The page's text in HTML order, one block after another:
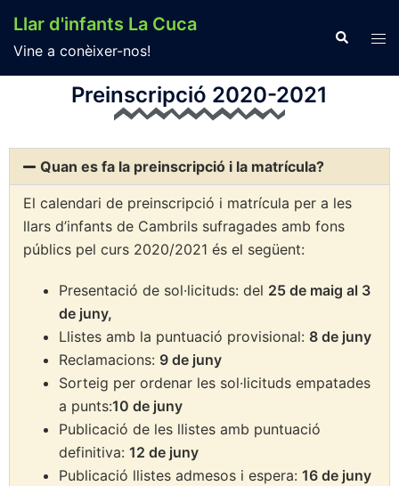
Llar d'infants La Cuca
Vine a conèixer-nos!
Preinscripció 2020-2021
Quan es fa la preinscripció i la matrícula?
El calendari de preinscripció i matrícula per a les
llars d’infants de Cambrils sufragades amb fons
públics pel curs 2020/2021 és el següent:
Presentació de sol·licituds: del 25 de maig al 3
de juny,
Llistes amb la puntuació provisional: 8 de juny
Reclamacions: 9 de juny
Sorteig per ordenar les sol·licituds empatades
a punts:10 de juny
Publicació de les llistes amb puntuació
definitiva: 12 de juny
Publicació llistes admesos i espera: 16 de juny